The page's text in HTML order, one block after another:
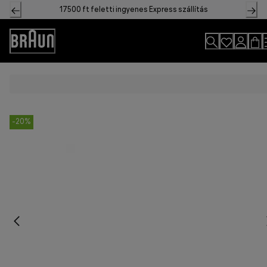
Skip
to
Content
17500 ft feletti ingyenes Express szállítás
Accessibility
Statement
-20%